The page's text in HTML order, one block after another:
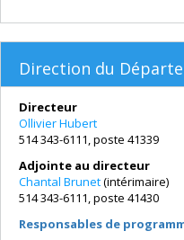
Direction du
Directeur
Ollivier Hubert
514 343-6111, poste 41339
Adjointe au directeur
Chantal Brunet(intérimaire)
514 343-6111, poste 41430
Responsables de